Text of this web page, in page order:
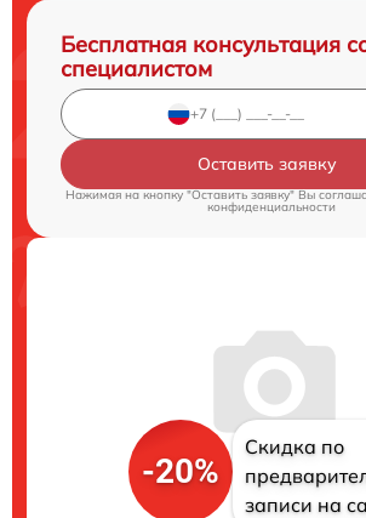
Бесплатная консультация
специалистом
Оставить заявку
Нажимая на кнопку "Оставить заявку" Вы
конфиденциальности
-20%
Скидка по
записи на